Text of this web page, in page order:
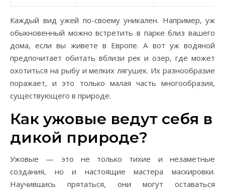
Каждый вид ужей по-своему уникален. Например, уж
обыкновенный можно встретить в парке близ вашего
дома, если вы живете в Европе. А вот уж водяной
предпочитает обитать вблизи рек и озер, где может
охотиться на рыбу и мелких лягушек. Их разнообразие
поражает, и это только малая часть многообразия,
существующего в природе.
Как ужовые ведут себя в
дикой природе?
Ужовые — это не только тихие и незаметные
создания, но и настоящие мастера маскировки.
Научившись прятаться, они могут оставаться